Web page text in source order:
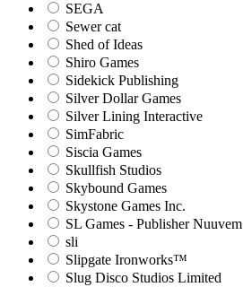
SEGA
Sewer cat
Shed of Ideas
Shiro Games
Sidekick Publishing
Silver Dollar Games
Silver Lining Interactive
SimFabric
Siscia Games
Skullfish Studios
Skybound Games
Skystone Games Inc.
SL Games - Publisher Nuuvem
sli
Slipgate Ironworks™
Slug Disco Studios Limited